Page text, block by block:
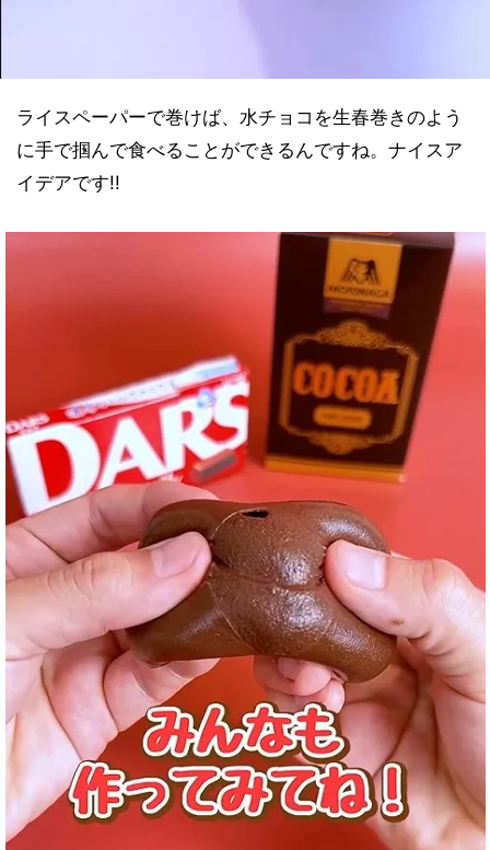
ライスペーパーで巻けば、水チョコを生春巻きのよう
に手で掴んで食べることができるんですね。ナイスア
イデアです!!